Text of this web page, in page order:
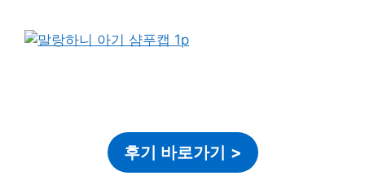
후기 바로가기 >